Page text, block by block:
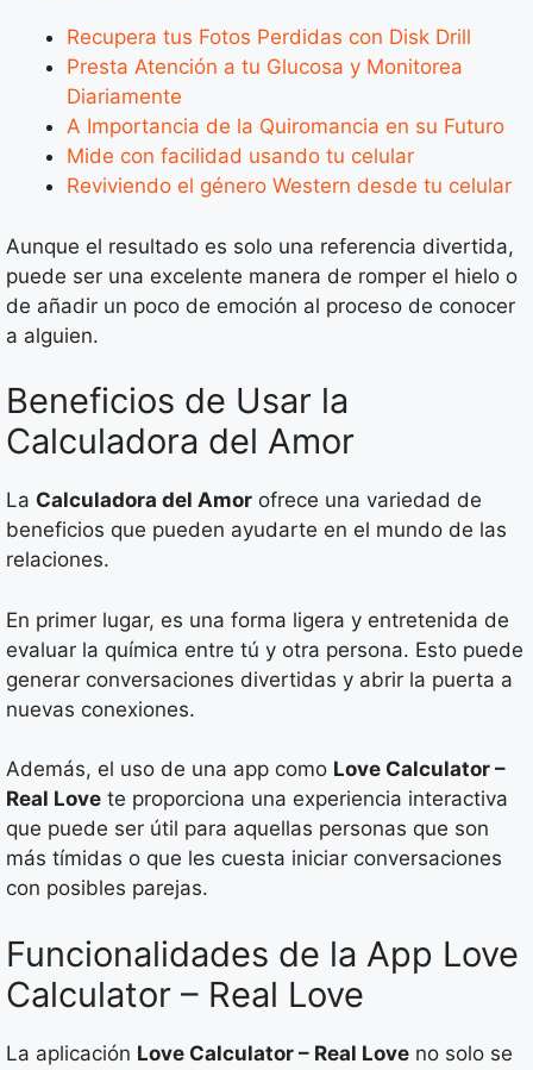
Recupera tus Fotos Perdidas con Disk Drill
Presta Atención a tu Glucosa y Monitorea
Diariamente
A Importancia de la Quiromancia en su Futuro
Mide con facilidad usando tu celular
Reviviendo el género Western desde tu celular
Aunque el resultado es solo una referencia divertida,
puede ser una excelente manera de romper el hielo o
de añadir un poco de emoción al proceso de conocer
a alguien.
Beneficios de Usar la
Calculadora del Amor
La Calculadora del Amor ofrece una variedad de
beneficios que pueden ayudarte en el mundo de las
relaciones.
En primer lugar, es una forma ligera y entretenida de
evaluar la química entre tú y otra persona. Esto puede
generar conversaciones divertidas y abrir la puerta a
nuevas conexiones.
Además, el uso de una app como Love Calculator –
Real Love te proporciona una experiencia interactiva
que puede ser útil para aquellas personas que son
más tímidas o que les cuesta iniciar conversaciones
con posibles parejas.
Funcionalidades de la App Love
Calculator – Real Love
La aplicación Love Calculator – Real Love no solo se